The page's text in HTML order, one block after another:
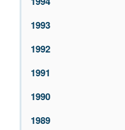
1993
1992
1991
1990
1989